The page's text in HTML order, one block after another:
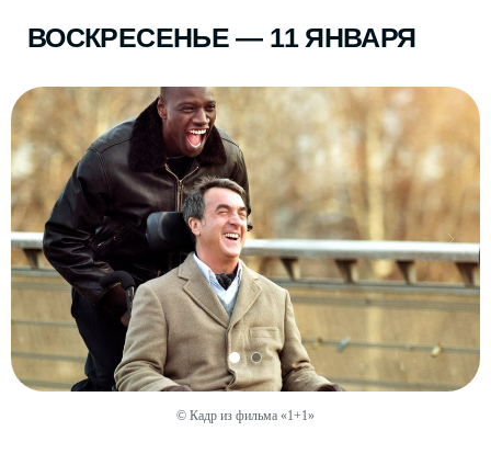
© Кадр из фильма «1+1»
и композиция как способ посмотреть на
19:00 — ТЕМП
Показ фильма «1+1».
История о дружбе, которая меняет обоих.
ЧТО ПОСМОТРЕТЬ В КИНО
В ДАГЕСТАНЕ